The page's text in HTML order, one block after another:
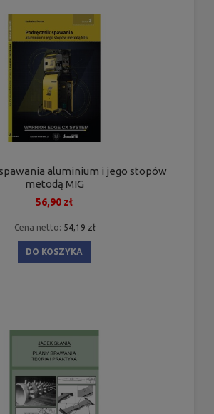
aluminium i jego stopów
metodą MIG
56,90 zł
Cena netto: 54,19 zł
DO KOSZYKA